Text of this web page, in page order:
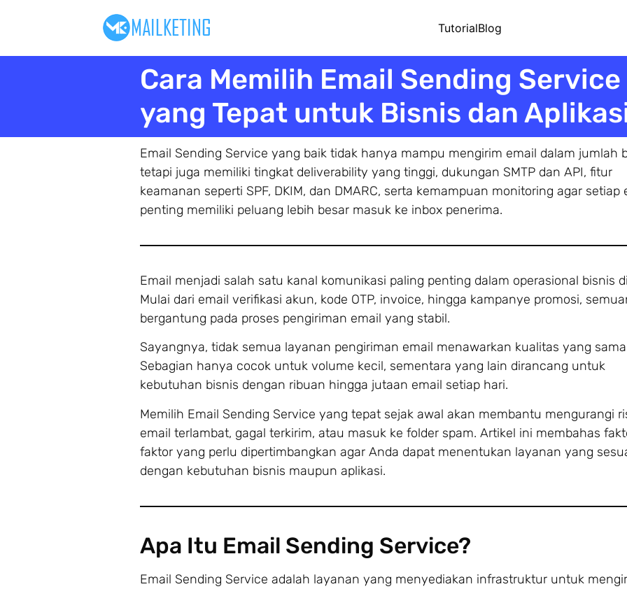
TutorialBlog
Cara Memilih Email Sending Service
yang Tepat untuk Bisnis dan
Email Sending Service yang baik tidak hanya mampu mengirim email dalam jumlah
tetapi juga memiliki tingkat deliverability yang tinggi, dukungan SMTP dan API, fitur
keamanan seperti SPF, DKIM, dan DMARC, serta kemampuan monitoring agar setiap
penting memiliki peluang lebih besar masuk ke inbox penerima.
Email menjadi salah satu kanal komunikasi paling penting dalam operasional bisnis
Mulai dari email verifikasi akun, kode OTP, invoice, hingga kampanye promosi,
bergantung pada proses pengiriman email yang stabil.
Sayangnya, tidak semua layanan pengiriman email menawarkan kualitas yang
Sebagian hanya cocok untuk volume kecil, sementara yang lain dirancang untuk
kebutuhan bisnis dengan ribuan hingga jutaan email setiap hari.
Memilih Email Sending Service yang tepat sejak awal akan membantu mengurangi
email terlambat, gagal terkirim, atau masuk ke folder spam. Artikel ini membahas
faktor yang perlu dipertimbangkan agar Anda dapat menentukan layanan yang
dengan kebutuhan bisnis maupun aplikasi.
Apa Itu Email Sending Service?
Email Sending Service adalah layanan yang menyediakan infrastruktur untuk